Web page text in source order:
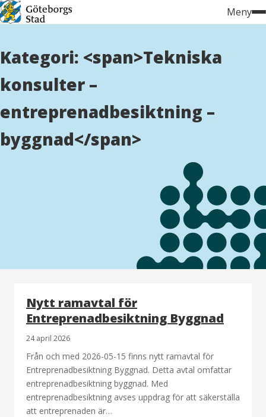
Hoppa
till
Meny
Kategori: <span>Tekniska
konsulter –
entreprenadbesiktning –
byggnad</span>
Nytt ramavtal för
Entreprenadbesiktning Byggnad
24 april 2026
Från och med 2026-05-15 finns nytt ramavtal för
Entreprenadbesiktning Byggnad. Detta avtal omfattar
entreprenadbesiktning byggnad. Med
entreprenadbesiktning avses uppdrag för att säkerställa
att entreprenaden är…